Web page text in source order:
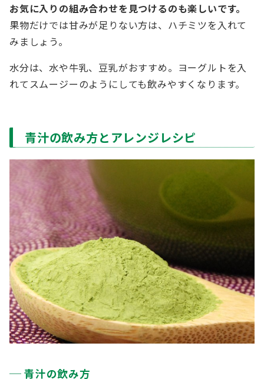
お気に入りの組み合わせを見つけるのも楽しいです。
果物だけでは甘みが足りない方は、ハチミツを入れて
みましょう。
水分は、水や牛乳、豆乳がおすすめ。ヨーグルトを入
れてスムージーのようにしても飲みやすくなります。
青汁の飲み方とアレンジレシピ
青汁の飲み方